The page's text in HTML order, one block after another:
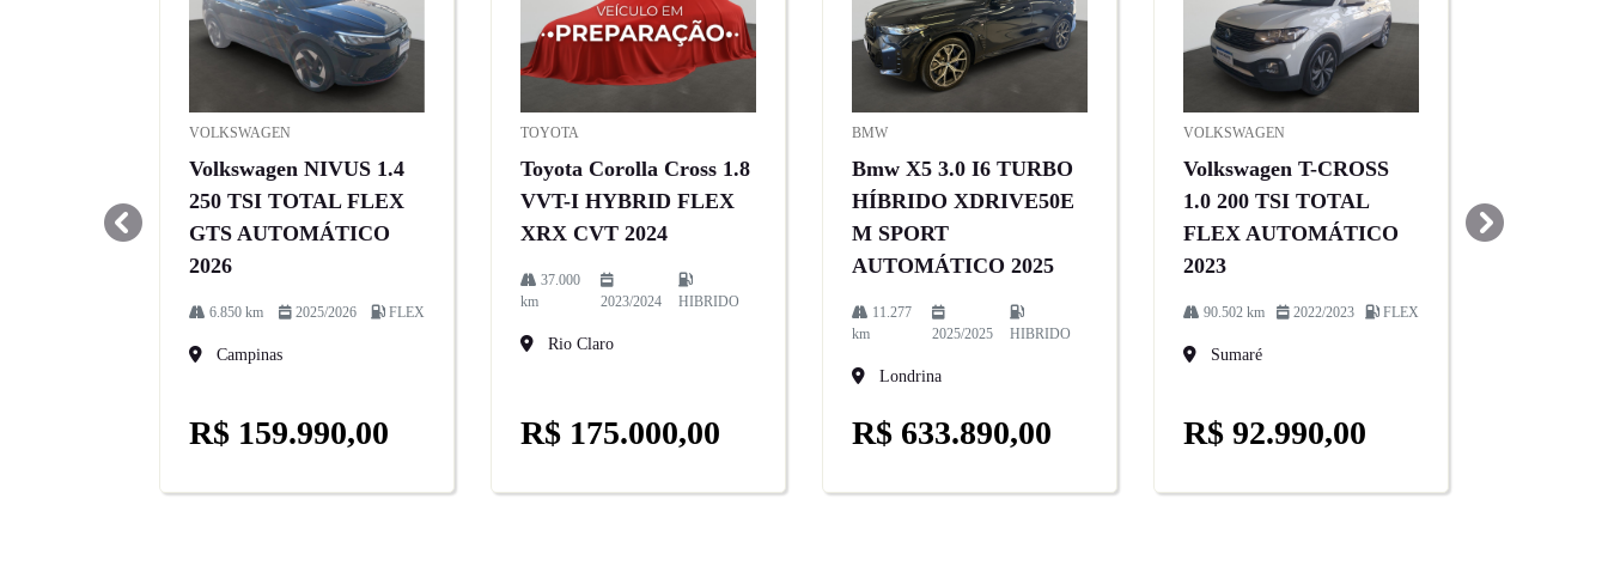
VOLKSWAGEN
Volkswagen NIVUS 1.4
250 TSI TOTAL FLEX
GTS AUTOMÁTICO
2026
6.850 km 2025/2026 FLEX
Campinas
R$ 159.990,00
TOYOTA
Toyota Corolla Cross 1.8
VVT-I HYBRID FLEX
XRX CVT 2024
37.000
km
2023/2024 HIBRIDO
Rio Claro
R$ 175.000,00
BMW
Bmw X5 3.0 I6 TURBO
HÍBRIDO XDRIVE50E
M SPORT
AUTOMÁTICO 2025
11.277
km
2025/2025 HIBRIDO
Londrina
R$ 633.890,00
VOLKSWAGEN
Volkswagen T-CROSS
1.0 200 TSI TOTAL
FLEX AUTOMÁTICO
2023
90.502 km 2022/2023 FLEX
Sumaré
R$ 92.990,00
templates.template-01.components.carousel.texts.control_prev